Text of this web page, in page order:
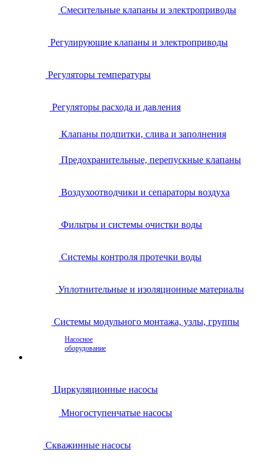
Смесительные клапаны и электроприводы
Регулирующие клапаны и электроприводы
Регуляторы температуры
Регуляторы расхода и давления
Клапаны подпитки, слива и заполнения
Предохранительные, перепускные клапаны
Воздухоотводчики и сепараторы воздуха
Фильтры и системы очистки воды
Системы контроля протечки воды
Уплотнительные и изоляционные материалы
Системы модульного монтажа, узлы, группы
Насосное
оборудование
Циркуляционные насосы
Многоступенчатые насосы
Скважинные насосы